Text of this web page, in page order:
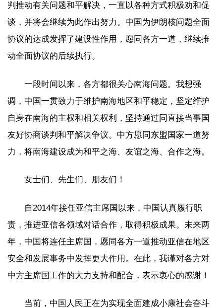
判推动有关问题和平解决，一直以各种方式积极劝和促
谈，并将会继续为此作出努力。中国为伊朗核问题全面
协议的达成发挥了建设性作用，愿同各方一道，继续推
动全面协议的后续执行。
一段时间以来，各方都很关心南海问题。我想强
调，中国一贯致力于维护南海地区和平稳定，坚定维护
自身在南海的主权和相关权利，坚持通过同直接当事国
友好协商谈判和平解决争议。中方愿同东盟国家一道努
力，将南海建设成为和平之海、友谊之海、合作之海。
女士们、先生们、朋友们！
自2014年接任亚信主席国以来，中国认真履行职
责，推进亚信各领域对话合作，取得积极成果。未来两
年，中国将连任主席国，愿同各方一道推动亚信在地区
安全和发展事务中发挥更大作用。在此，我谨对各方对
中方主席国工作的大力支持和配合，表示衷心的感谢！
当前，中国人民正在为实现全面建成小康社会奋斗